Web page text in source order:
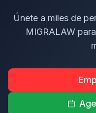
Únete a miles de
MIGRALAW